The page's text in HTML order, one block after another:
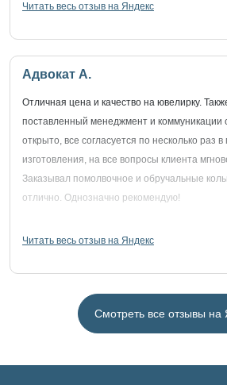
Читать весь отзыв на Яндекс
Адвокат А.
Отличная цена и качество на ювелирку.
поставленный менеджмент и коммуникации
открыто, все согласуется по несколько раз в
изготовления, на все вопросы клиента
Заказывал помолвочное и обручальные
отлично. Однозначно рекомендую!
Читать весь отзыв на Яндекс
Смотреть все отзывы на